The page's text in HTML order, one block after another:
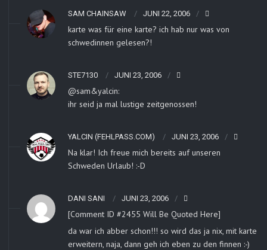
SAM CHAINSAW JUNI 22, 2006
karte was für eine karte? ich hab nur was von
schwedinnen gelesen?!
STE7130 JUNI 23, 2006
@sam&yalcin:
ihr seid ja mal lustige zeitgenossen!
YALCIN (FEHLPASS.COM) JUNI 23, 2006
Na klar! Ich freue mich bereits auf unseren
Schweden Urlaub! :-D
DANI SANI JUNI 23, 2006
[Comment ID #2455 Will Be Quoted Here]
da war ich abber schon!!! so wird das ja nix, mit karte
erweitern, naja, dann geh ich eben zu den finnen :-)